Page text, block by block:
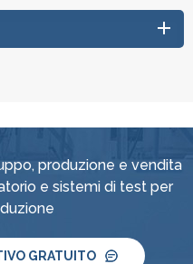
produzione e vendita
e sistemi di test per
GRATUITO